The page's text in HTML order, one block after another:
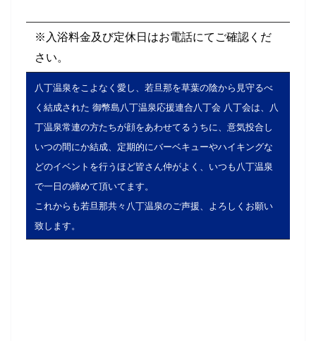
※入浴料金及び定休日はお電話にてご確認くだ
さい。
八丁温泉をこよなく愛し、若旦那を草葉の陰から見守るべ
く結成された 御幣島八丁温泉応援連合八丁会 八丁会は、八
丁温泉常連の方たちが顔をあわせてるうちに、意気投合し
いつの間にか結成、定期的にバーベキューやハイキングな
どのイベントを行うほど皆さん仲がよく、いつも八丁温泉
で一日の締めて頂いてます。
これからも若旦那共々八丁温泉のご声援、よろしくお願い
致します。